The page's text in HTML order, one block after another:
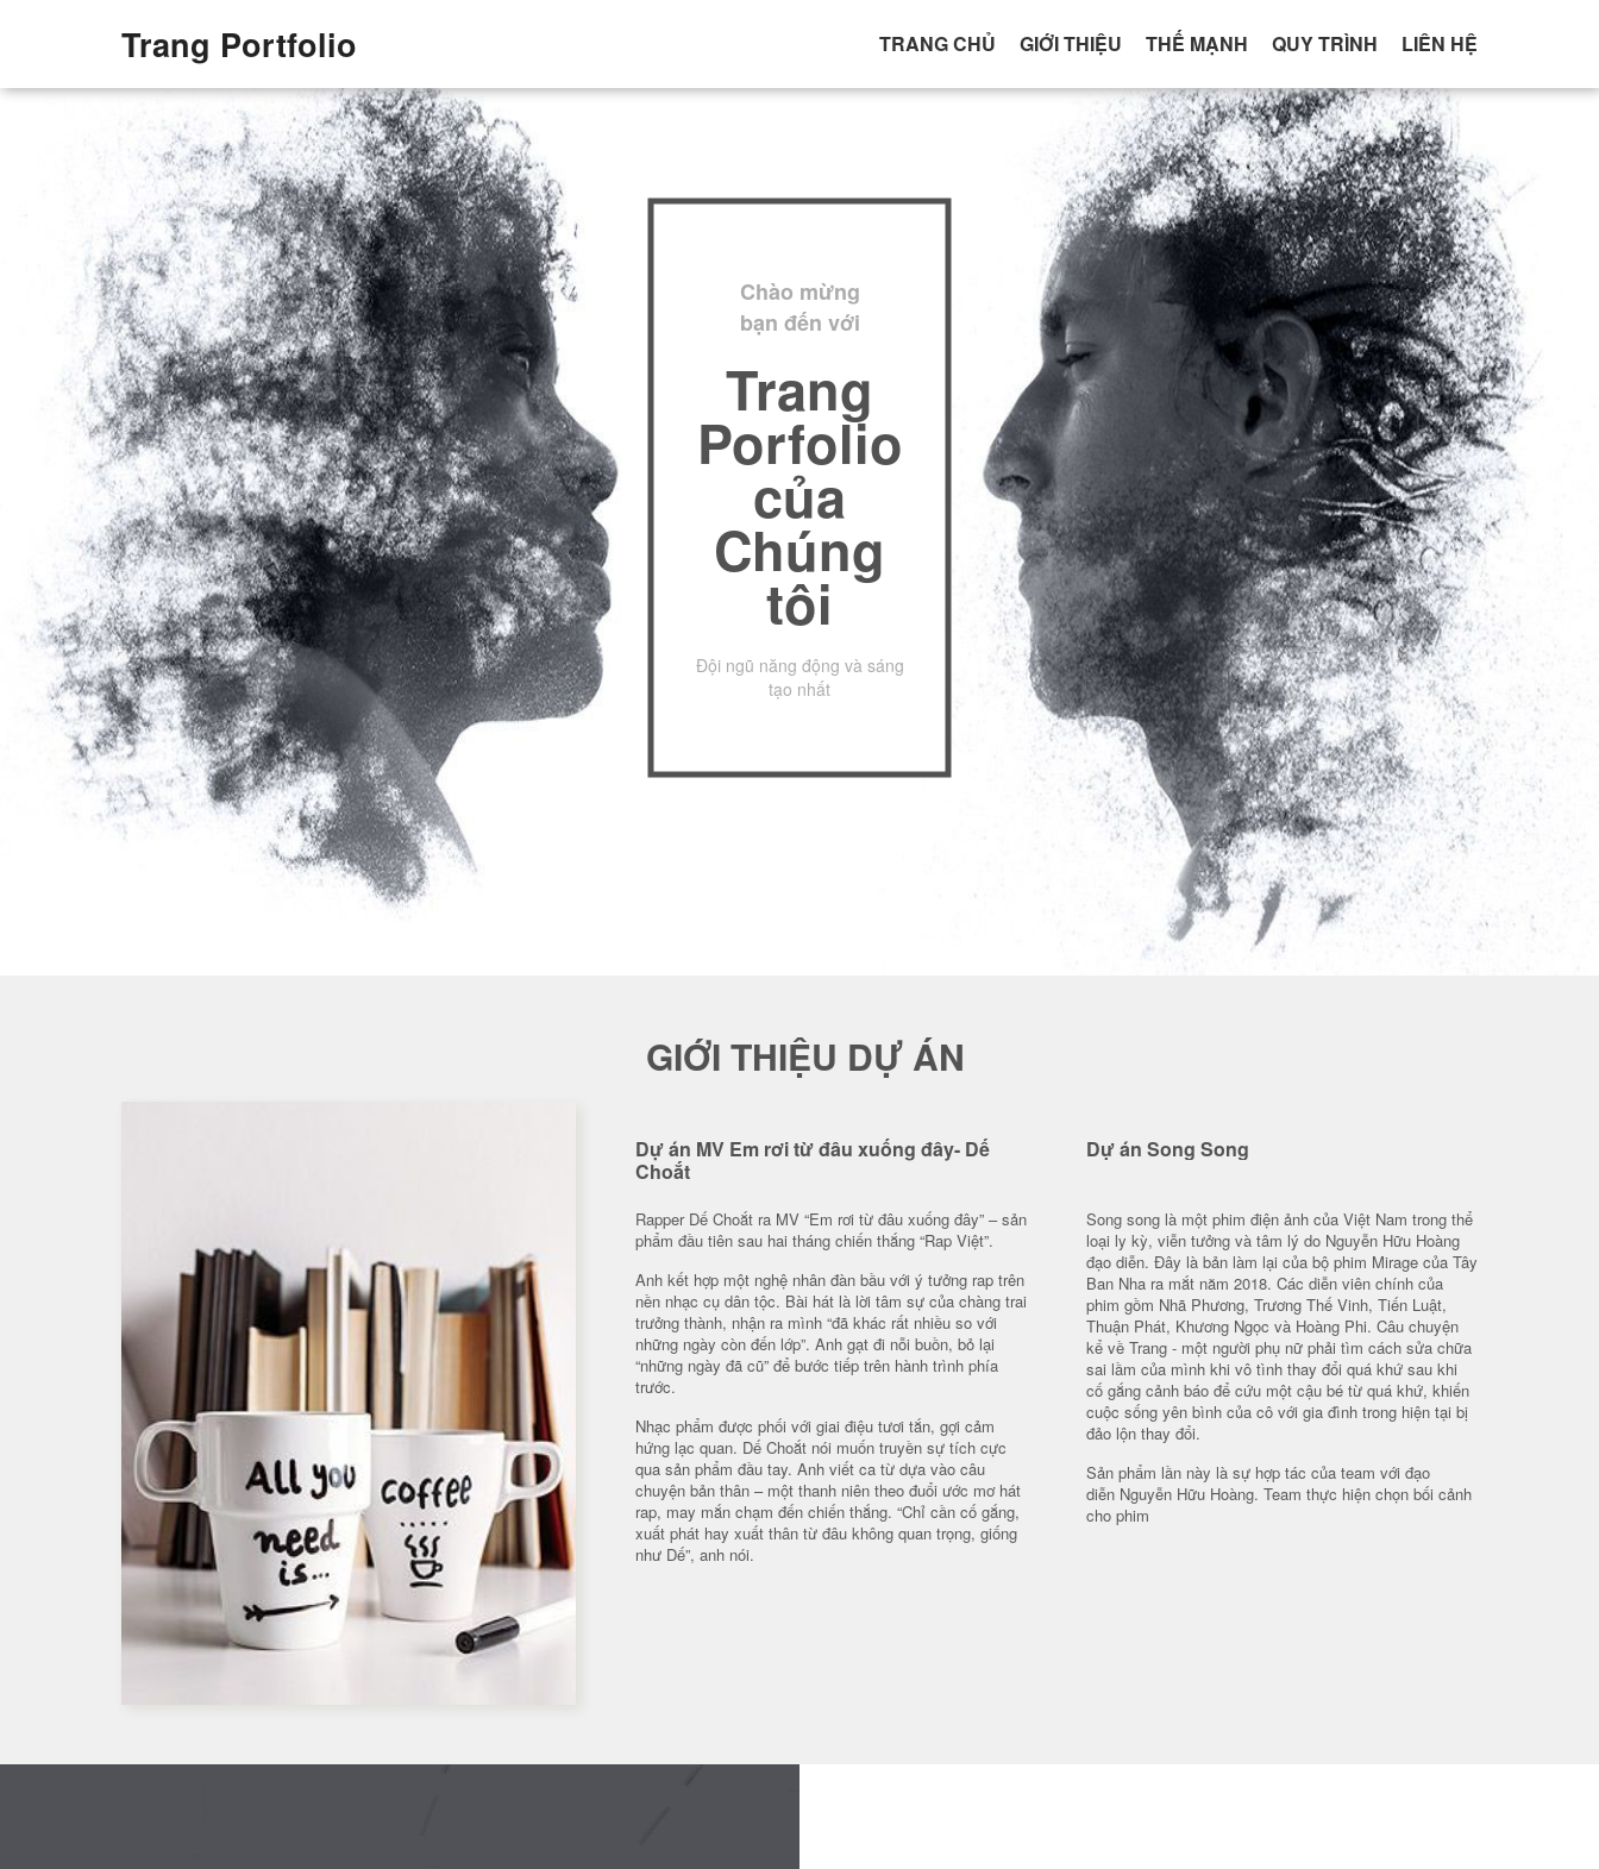
Trang Portfolio TRANG CHỦ GIỚI THIỆU THẾ MẠNH QUY TRÌNH LIÊN HỆ
Chào mừng
bạn đến với
Trang
Porfolio
của
Chúng
tôi
Đội ngũ năng động và sáng
tạo nhất
GIỚI THIỆU DỰ ÁN
Dự án MV Em rơi từ đâu xuống đây- Dế
Choắt
Rapper Dế Choắt ra MV “Em rơi từ đâu xuống đây” – sản
phẩm đầu tiên sau hai tháng chiến thắng “Rap Việt”.
Anh kết hợp một nghệ nhân đàn bầu với ý tưởng rap trên
nền nhạc cụ dân tộc. Bài hát là lời tâm sự của chàng trai
trưởng thành, nhận ra mình “đã khác rất nhiều so với
những ngày còn đến lớp”. Anh gạt đi nỗi buồn, bỏ lại
“những ngày đã cũ” để bước tiếp trên hành trình phía
trước.
Nhạc phẩm được phối với giai điệu tươi tắn, gợi cảm
hứng lạc quan. Dế Choắt nói muốn truyền sự tích cực
qua sản phẩm đầu tay. Anh viết ca từ dựa vào câu
chuyện bản thân – một thanh niên theo đuổi ước mơ hát
rap, may mắn chạm đến chiến thắng. “Chỉ cần cố gắng,
xuất phát hay xuất thân từ đâu không quan trọng, giống
như Dế”, anh nói.
Dự án Song Song
Song song là một phim điện ảnh của Việt Nam trong thể
loại ly kỳ, viễn tưởng và tâm lý do Nguyễn Hữu Hoàng
đạo diễn. Đây là bản làm lại của bộ phim Mirage của Tây
Ban Nha ra mắt năm 2018. Các diễn viên chính của
phim gồm Nhã Phương, Trương Thế Vinh, Tiến Luật,
Thuận Phát, Khương Ngọc và Hoàng Phi. Câu chuyện
kể về Trang - một người phụ nữ phải tìm cách sửa chữa
sai lầm của mình khi vô tình thay đổi quá khứ sau khi
cố gắng cảnh báo để cứu một cậu bé từ quá khứ, khiến
cuộc sống yên bình của cô với gia đình trong hiện tại bị
đảo lộn thay đổi.
Sản phẩm lần này là sự hợp tác của team với đạo
diễn Nguyễn Hữu Hoàng. Team thực hiện chọn bối cảnh
cho phim